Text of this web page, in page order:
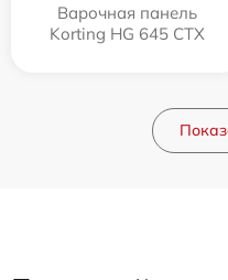
Варочная панель
Korting HG 645 CTX